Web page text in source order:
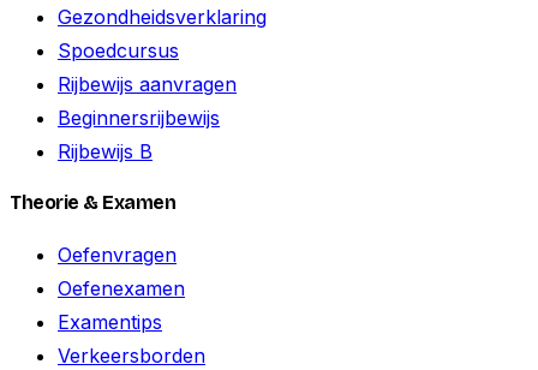
Gezondheidsverklaring
Spoedcursus
Rijbewijs aanvragen
Beginnersrijbewijs
Rijbewijs B
Theorie & Examen
Oefenvragen
Oefenexamen
Examentips
Verkeersborden